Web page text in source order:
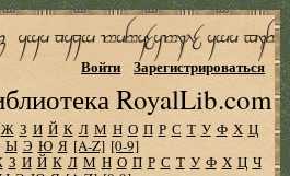
RoyalLib.com
Войти Зарегистрироваться
Ж З И Й К Л М Н О П Р С Т У Ф Х Ц
Ы Э Ю Я [A-Z] [0-9]
З И Й К Л М Н О П Р С Т У Ф Х Ц Ч